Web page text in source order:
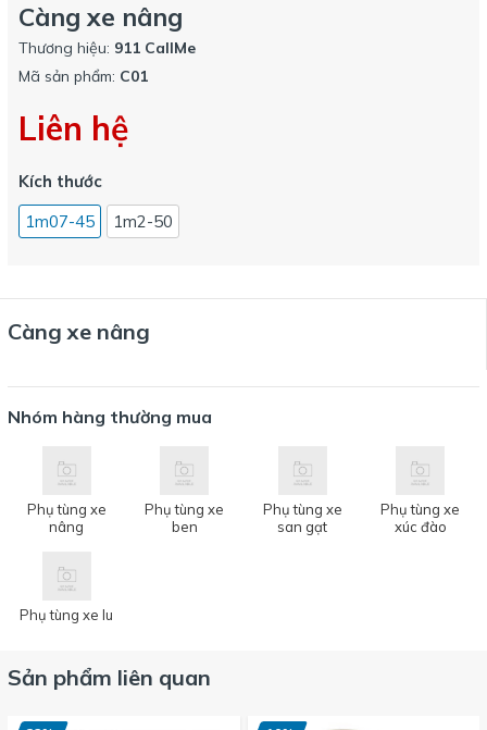
Càng xe nâng
Thương hiệu: 911 CallMe
Mã sản phẩm: C01
Liên hệ
Kích thước
1m07-45
1m2-50
Càng xe nâng
Nhóm hàng thường mua
Phụ tùng xe
nâng
Phụ tùng xe
ben
Phụ tùng xe
san gạt
Phụ tùng xe
xúc đào
Phụ tùng xe lu
Sản phẩm liên quan